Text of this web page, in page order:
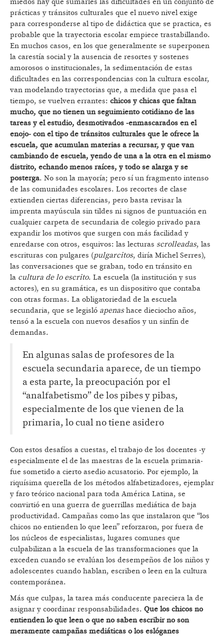
prácticas y tránsitos culturales que el nuevo nivel exige
para corresponderse al tipo de didáctica que se practica, es
probable que la trayectoria escolar empiece trastabillando.
En muchos casos, en los que generalmente se superponen
la carestía social y la ausencia de resortes y sostenes
amorosos o institucionales, la sedimentación de estas
dificultades en las correspondencias con la cultura escolar,
van modelando trayectorias que, a medida que pasa el
tiempo, se vuelven errantes: chicos y chicas que faltan
mucho, que no tienen un seguimiento cotidiano de las
tareas y el estudio, desmotivados -enmascarados en el
enojo- con el tipo de tránsitos culturales que le ofrece la
escuela, que acumulan materias a recursar, y que van
cambiando de escuela, yendo de una a la otra en el mismo
distrito, echando menos raíces, y todo se alarga y se
posterga. No son la mayoría; pero sí un fragmento intenso
de las comunidades escolares. Los recortes de clase
extienden ciertas diferencias, pero basta revisar la
imprenta mayúscula sin tildes ni signos de puntuación en
cualquier carpeta de secundaria de colegio privado para
expandir los motivos que surgen con más facilidad y
enredarse con otros, esquivos: las lecturas scrolleadas, las
escrituras con pulgares (pulgarcitos, diría Michel Serres),
las conversaciones que se graban, todo en tránsito en
la cultura de lo escrito. La escuela (la institución y sus
actores), en su gramática, es un dispositivo que contaba
con otras formas. La obligatoriedad de la escuela
secundaria, que se legisló apenashace dieciocho años,
tensó a la escuela con nuevos desafíos y un sinfín de
demandas.
En algunas salas de profesores de la
escuela secundaria aparece, de un tiempo
a esta parte, la preocupación por el
“analfabetismo” de los pibes y pibas,
especialmente de los que vienen de la
primaria, lo cual no tiene asidero
Con estos desafíos a cuestas, el trabajo de los docentes -y
especialmente el de las maestras de la escuela primaria-
fue sometido a cierto asedio acusatorio. Por ejemplo, la
riquísima querella de los métodos alfabetizadores, ejemplar
y faro teórico nacional para toda América Latina, se
convirtió en una guerra de guerrillas mediática de baja
productividad. Campañas como las que instalaron que “los
chicos no entienden lo que leen” reforzaron, por fuera de
los núcleos de especialistas, lugares comunes que
culpabilizan a la escuela de las transformaciones que la
exceden cuando se evalúan los desempeños de los niños y
adolescentes cuando hablan, escriben o leen en la cultura
contemporánea.
Más que culpas, la tarea más conducente pareciera la de
asignar y coordinar responsabilidades. Que los chicos no
entienden lo que leen o que no saben escribir no son
meramente campañas mediáticas o los eslóganes